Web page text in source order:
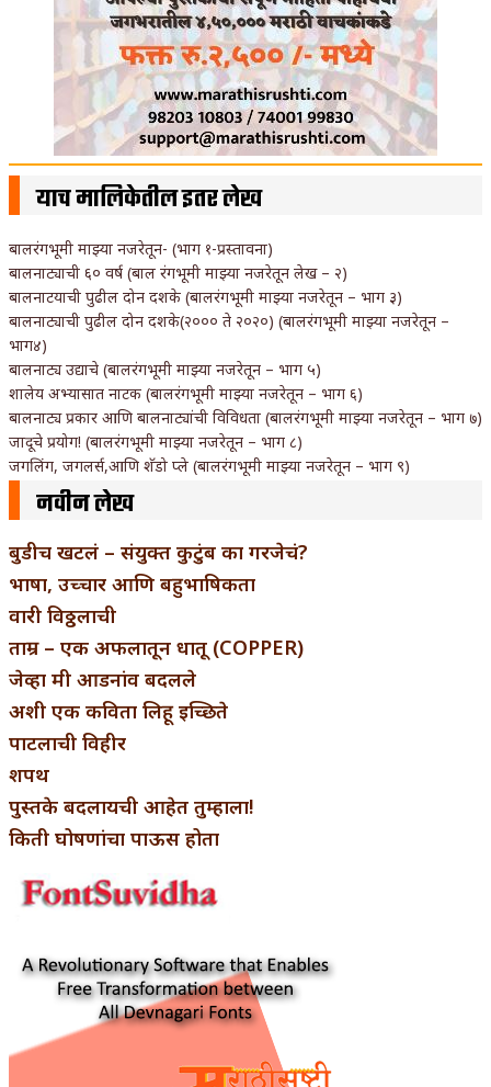
याच मालिकेतील इतर लेख
बालरंगभूमी माझ्या नजरेतून- (भाग १-प्रस्तावना)
बालनाट्याची ६० वर्ष (बाल रंगभूमी माझ्या नजरेतून लेख – २)
बालनाटयाची पुढील दोन दशके (बालरंगभूमी माझ्या नजरेतून – भाग ३)
बालनाट्याची पुढील दोन दशके(२००० ते २०२०) (बालरंगभूमी माझ्या नजरेतून –
भाग४)
बालनाट्य उद्याचे (बालरंगभूमी माझ्या नजरेतून – भाग ५)
शालेय अभ्यासात नाटक (बालरंगभूमी माझ्या नजरेतून – भाग ६)
बालनाट्य प्रकार आणि बालनाट्यांची विविधता (बालरंगभूमी माझ्या नजरेतून – भाग ७)
जादूचे प्रयोग! (बालरंगभूमी माझ्या नजरेतून – भाग ८)
जगलिंग, जगलर्स,आणि शॅडो प्ले (बालरंगभूमी माझ्या नजरेतून – भाग ९)
नवीन लेख
बुडीच खटलं – संयुक्त कुटुंब का गरजेचं?
भाषा, उच्चार आणि बहुभाषिकता
वारी विठ्ठलाची
ताम्र – एक अफलातून धातू (COPPER)
जेव्हा मी आडनांव बदलले
अशी एक कविता लिहू इच्छिते
पाटलाची विहीर
शपथ
पुस्तके बदलायची आहेत तुम्हाला!
किती घोषणांचा पाऊस होता